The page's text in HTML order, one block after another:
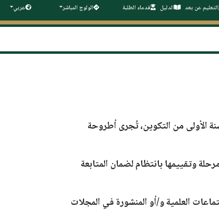
التعليم عن بعد الدليل قدماء الطلبة الولوج المباشر عربي
الأولى من التكوين، تُجرى أطروحة
وتقييمها بانتظام لضمان المتابعة
العلمية و/أو المنشورة في المجلات